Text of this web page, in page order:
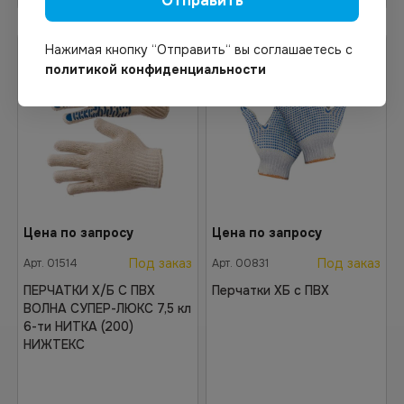
Цена по запросу
Арт. 01514
Под заказ
ПЕРЧАТКИ Х/Б С ПВХ
ВОЛНА СУПЕР-ЛЮКС 7,5 кл
6-ти НИТКА (200)
НИЖТЕКС
Цена по запросу
Арт. 00831
Под заказ
Перчатки ХБ с ПВХ
Нажимая кнопку “Отправить“ вы соглашаетесь с
политикой конфиденциальности